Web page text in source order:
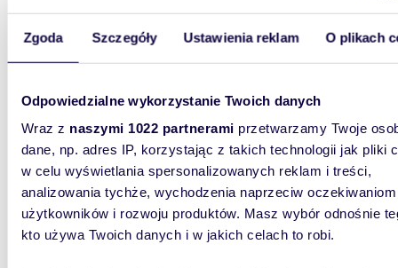
Zgoda Szczegóły Ustawienia reklam O plikach
Odpowiedzialne wykorzystanie Twoich danych
Wraz z naszymi 1022 partnerami przetwarzamy Twoje
dane, np. adres IP, korzystając z takich technologii jak pliki
w celu wyświetlania spersonalizowanych reklam i treści,
analizowania tychże, wychodzenia naprzeciw oczekiwaniom
użytkowników i rozwoju produktów. Masz wybór odnośnie
kto używa Twoich danych i w jakich celach to robi.
Na
Przestronny dom 190 m² z kominkiem i dużą